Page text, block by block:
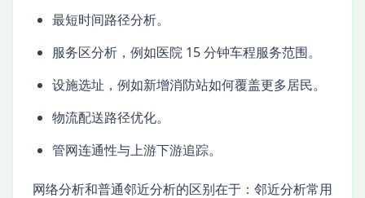
最短时间路径分析。
服务区分析，例如医院 15 分钟车程服务范围。
设施选址，例如新增消防站如何覆盖更多居民。
物流配送路径优化。
管网连通性与上游下游追踪。
网络分析和普通邻近分析的区别在于：邻近分析常用